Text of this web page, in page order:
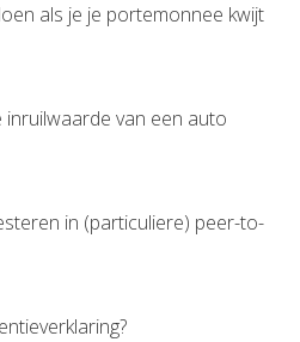
als je je portemonnee kwijt
van een auto
in (particuliere) peer-to-